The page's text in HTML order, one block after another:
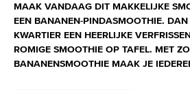
MAAK VANDAAG DIT MAKKELIJKE
EEN BANANEN-PINDASMOOTHIE.
KWARTIER EEN HEERLIJKE
ROMIGE SMOOTHIE OP TAFEL. MET
BANANENSMOOTHIE MAAK JE